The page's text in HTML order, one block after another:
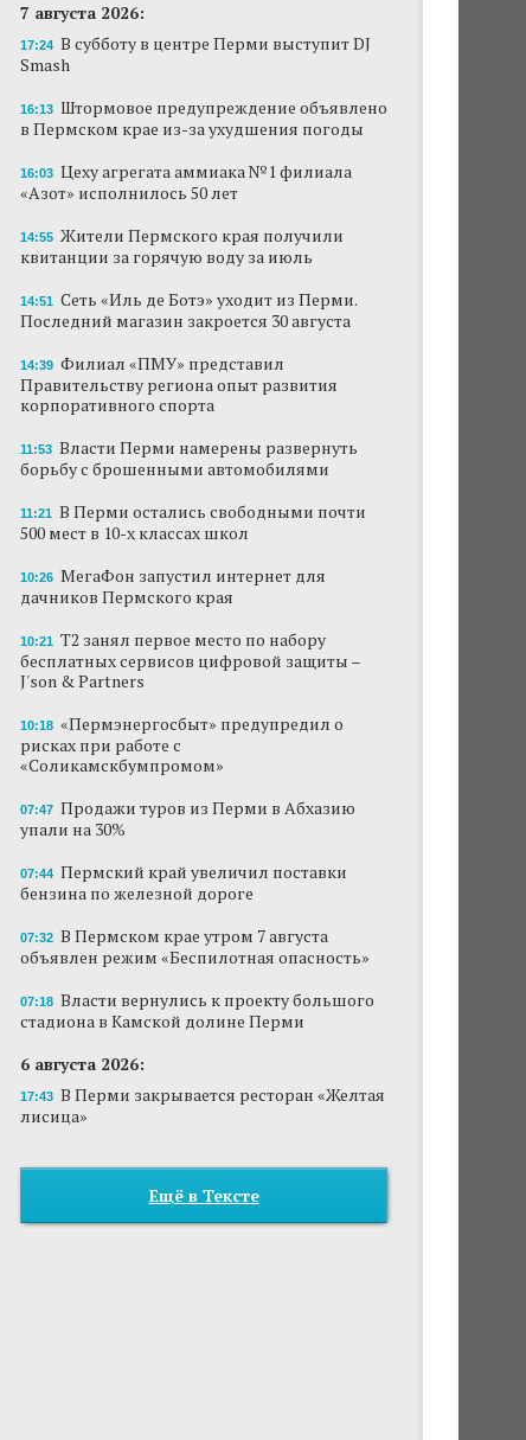
Сеть «Иль де Ботэ» уходит из Перми
Власти Перми намерены развернуть борьбу
с брошенными автомобилями
Продажи туров из Перми в Абхазию упали
на 30%
стадиона в Камской долине Перми
7 августа 2026:
17:24 В субботу в центре Перми выступит DJ
Smash
16:13 Штормовое предупреждение объявлено
в Пермском крае из-за ухудшения погоды
16:03 Цеху агрегата аммиака №1 филиала
«Азот» исполнилось 50 лет
14:55 Жители Пермского края получили
квитанции за горячую воду за июль
14:51 Сеть «Иль де Ботэ» уходит из Перми.
Последний магазин закроется 30 августа
14:39 Филиал «ПМУ» представил
Правительству региона опыт развития
корпоративного спорта
11:53 Власти Перми намерены развернуть
борьбу с брошенными автомобилями
11:21 В Перми остались свободными почти
500 мест в 10-х классах школ
10:26 МегаФон запустил интернет для
дачников Пермского края
10:21 Т2 занял первое место по набору
бесплатных сервисов цифровой защиты –
J'son & Partners
10:18 «Пермэнергосбыт» предупредил о
рисках при работе с
«Соликамскбумпромом»
07:47 Продажи туров из Перми в Абхазию
упали на 30%
07:44 Пермский край увеличил поставки
бензина по железной дороге
07:32 В Пермском крае утром 7 августа
объявлен режим «Беспилотная опасность»
07:18 Власти вернулись к проекту большого
стадиона в Камской долине Перми
6 августа 2026:
17:43 В Перми закрывается ресторан «Желтая
лисица»
Ещё в Тексте